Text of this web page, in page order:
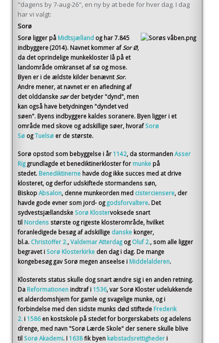
"dagens by 7-aug-26", en ny by at bede for hver dag. I dag
har vi valgt:
Sorø
Sorø ligger på Midtsjælland og har 7.845
indbyggere (2014). Navnet kommer af Sor Ø,
da det oprindelige munkekloster lå på et
landområde omkranset af sø og mose.
Byen er i de ældste kilder benævnt Sor.
Andre mener, at navnet er en afledning af
det olddanske sør der betyder "dynd", men
kan også have betydningen "dyndet ved
søen". Byens indbyggere kaldes soranere. Byen ligger i et
område med skove og adskillige søer, hvoraf Sorø
Sø ogTuelsø er de største.
Sorø opstod som bebyggelse i år 1142, da stormandenAsser
Rig grundlagde et benediktinerkloster for munke på
stedet. Benediktinerne havde dog ikke succes med at drive
klosteret, og derfor udskiftede stormandens søn,
BiskopAbsalon, denne munkeorden med cisterciensere, der
havde gode evner som jord- og godsforvaltere. Det
sydvestsjællandske Sorø Klostervoksede snart
til Nordens største og rigeste klosterområde, hvilket
foranledigede besøg af adskillige danske konger,
bl.a. Christoffer 2.,Valdemar Atterdag og Oluf 2., som alle ligger
begravet i Sorø Klosterkirke den dag i dag. De mange
kongebesøg gav Sorø megen anseelse i Middelalderen.
Klosterets status skulle dog snart ændre sig i en anden retning.
Da Reformationen indtraf i 1536, var Sorø Kloster udelukkende
et alderdomshjem for gamle og svagelige munke, og i
forbindelse med den sidste munks død stiftede Frederik
2. i 1586 en kostskole på stedet for borgerskabets og adelens
drenge, med navn "Sorø Lærde Skole" der senere skulle blive
til Sorø Akademi. I 1638fik byen købstadsrettigheder i